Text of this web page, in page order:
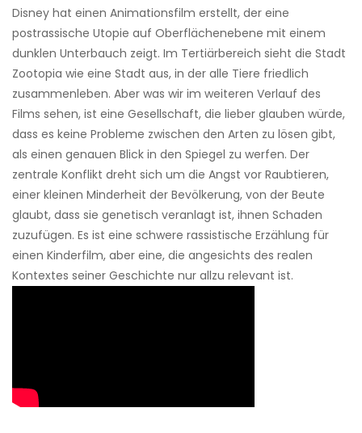
Disney hat einen Animationsfilm erstellt, der eine
postrassische Utopie auf Oberflächenebene mit einem
dunklen Unterbauch zeigt. Im Tertiärbereich sieht die Stadt
Zootopia wie eine Stadt aus, in der alle Tiere friedlich
zusammenleben. Aber was wir im weiteren Verlauf des
Films sehen, ist eine Gesellschaft, die lieber glauben würde,
dass es keine Probleme zwischen den Arten zu lösen gibt,
als einen genauen Blick in den Spiegel zu werfen. Der
zentrale Konflikt dreht sich um die Angst vor Raubtieren,
einer kleinen Minderheit der Bevölkerung, von der Beute
glaubt, dass sie genetisch veranlagt ist, ihnen Schaden
zuzufügen. Es ist eine schwere rassistische Erzählung für
einen Kinderfilm, aber eine, die angesichts des realen
Kontextes seiner Geschichte nur allzu relevant ist.